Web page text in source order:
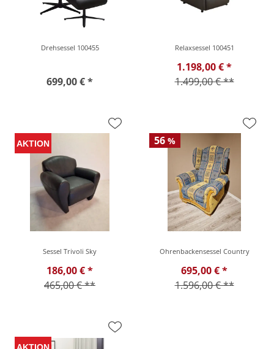
Drehsessel 100455
699,00 € *
Relaxsessel 100451
1.198,00 € *
1.499,00 € **
Sessel Trivoli Sky
186,00 € *
465,00 € **
56 %
Ohrenbackensessel Country
695,00 € *
1.596,00 € **